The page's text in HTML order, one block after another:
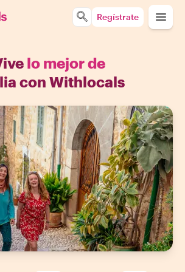
Regístrate
lo mejor de
con Withlocals